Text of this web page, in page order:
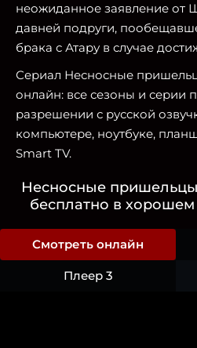
неожиданное заявление от
давней подруги,
брака с Атару в случае
Сериал Несносные
онлайн: все сезоны и серии
разрешении с русской
компьютере, ноутбуке,
Smart TV.
Несносные
бесплатно в хорошем
Смотреть онлайн
Плеер 3